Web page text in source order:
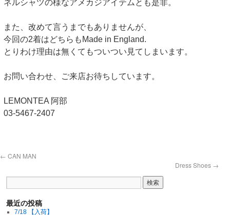
ネルシャツの様なアメカジアイテムとも是非。
また、改めて言うまでもありませんが、
今回の2着はどちらもMade in England.
とりわけ理由は無くてもついつい見てしまいます。
お問い合わせ、ご来店お待ちしています。
LEMONTEA 阿部
03-5467-2407
← CAN MAN
Dress Shoes →
最近の投稿
7/18 【入荷】